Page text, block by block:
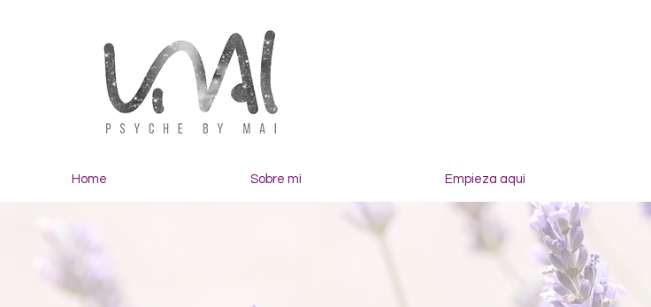
Home Sobre mí Empieza aquí